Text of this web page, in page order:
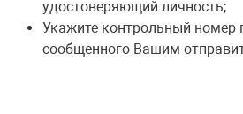
удостоверяющий личность;
Укажите контрольный номер
сообщенного Вашим